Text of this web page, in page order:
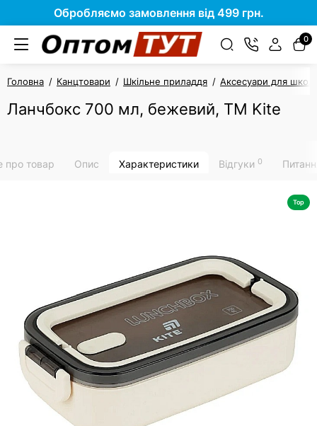
Обробляємо замовлення від 499 грн.
0
Головна Канцтовари Шкільне приладдя Аксесуари для
Ланчбокс 700 мл, бежевий, ТМ Kite
про товар Опис Характеристики Відгуки 0
Top